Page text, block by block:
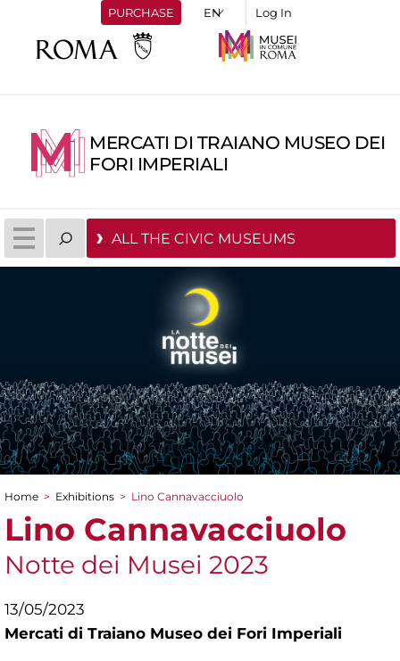
PURCHASE Log In
MERCATI DI TRAIANO MUSEO DEI
FORI IMPERIALI
ALL THE CIVIC MUSEUMS
You are here
Home > Exhibitions > Lino Cannavacciuolo
Lino Cannavacciuolo
Notte dei Musei 2023
13/05/2023
Mercati di Traiano Museo dei Fori Imperiali